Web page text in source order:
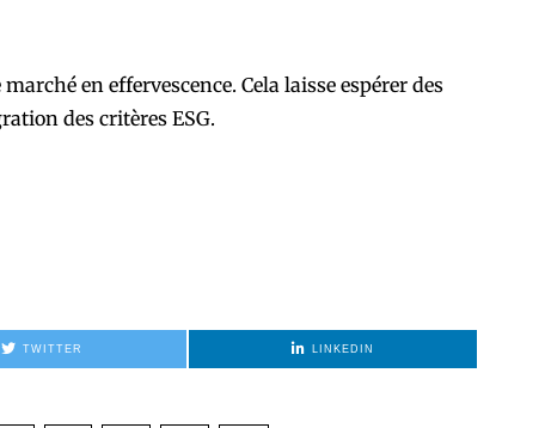
en effervescence. Cela laisse espérer des
des critères ESG.
TWITTER LINKEDIN